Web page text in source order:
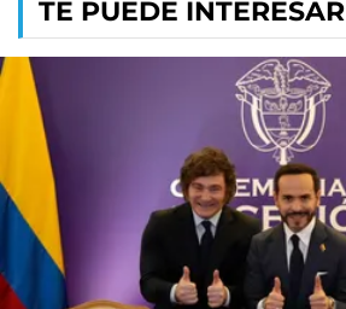
TE PUEDE INTERESAR